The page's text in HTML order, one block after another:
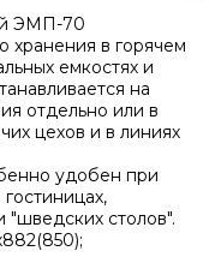
ЭМП-70
хранения в горячем
емкостях и
на
отдельно или в
цехов и в линиях
удобен при
"шведских столов".